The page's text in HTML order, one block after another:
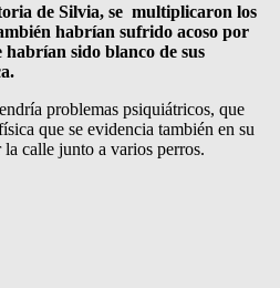
de Silvia, se multiplicaron los
habrían sufrido acoso por
habrían sido blanco de sus
problemas psiquiátricos, que
que se evidencia también en su
calle junto a varios perros.